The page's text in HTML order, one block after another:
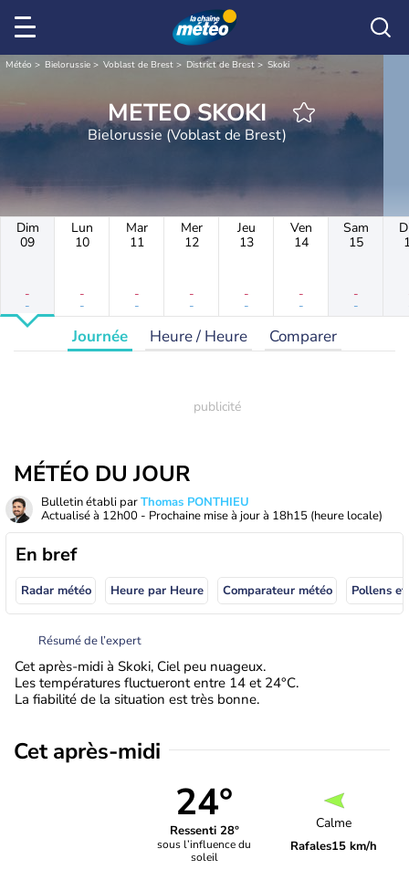
Météo Bielorussie Voblast de Brest District de Brest Skoki
METEO SKOKI
Bielorussie (Voblast de Brest)
Dim
09
-
-
Lun
10
-
-
Mar
11
-
-
Mer
12
-
-
Jeu
13
-
-
Ven
14
-
-
Sam
15
-
-
Journée Heure / Heure Comparer
MÉTÉO DU JOUR
Bulletin établi parThomas PONTHIEU
Actualisé à 12h00 - Prochaine mise à jour à 18h15 (heure locale)
En bref
Radar météo Heure par Heure Comparateur météo Pollens
Résumé de l’expert
Cet après-midi à Skoki, Ciel peu nuageux.
Les températures fluctueront entre 14 et 24°C.
La fiabilité de la situation est très bonne.
Cet après-midi
24°
Ressenti 28°
sous l’influence du
soleil
Calme
Rafales15 km/h